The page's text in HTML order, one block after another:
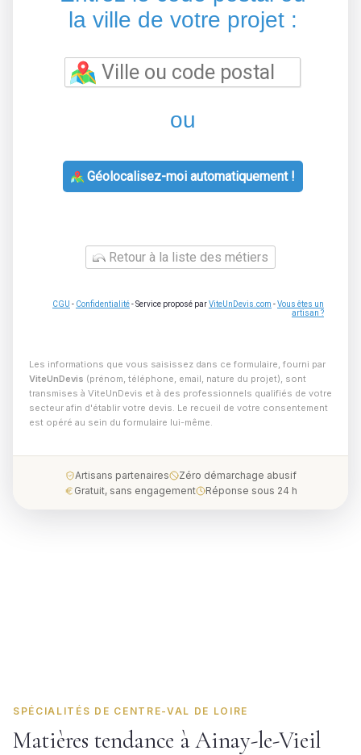
la ville de votre projet :
ou
Géolocalisez-moi automatiquement !
Retour à la liste des métiers
CGU - Confidentialité- Service proposé parViteUnDevis.com -Vous êtes un
artisan ?
Les informations que vous saisissez dans ce formulaire, fourni par
ViteUnDevis (prénom, téléphone, email, nature du projet), sont
transmises à ViteUnDevis et à des professionnels qualifiés de votre
secteur afin d'établir votre devis. Le recueil de votre consentement
est opéré au sein du formulaire lui-même.
Artisans partenaires
Zéro démarchage abusif
Gratuit, sans engagement
Réponse sous 24 h
SPÉCIALITÉS DE CENTRE-VAL DE LOIRE
Matières tendance à Ainay-le-Vieil